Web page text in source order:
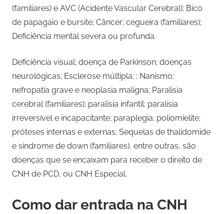
(familiares) e AVC (Acidente Vascular Cerebral); Bico
de papagaio e bursite; Câncer; cegueira (familiares);
Deficiência mental severa ou profunda.
Deficiência visual; doença de Parkinson; doenças
neurológicas; Esclerose múltipla; ; Nanismo;
nefropatia grave e neoplasia maligna; Paralisia
cerebral (familiares); paralisia infantil; paralisia
irreversível e incapacitante; paraplegia; poliomielite;
próteses internas e externas; Sequelas de thalidomide
e síndrome de down (familiares), entre outras, são
doenças que se encaixam para receber o direito de
CNH de PCD, ou CNH Especial.
Como dar entrada na CNH